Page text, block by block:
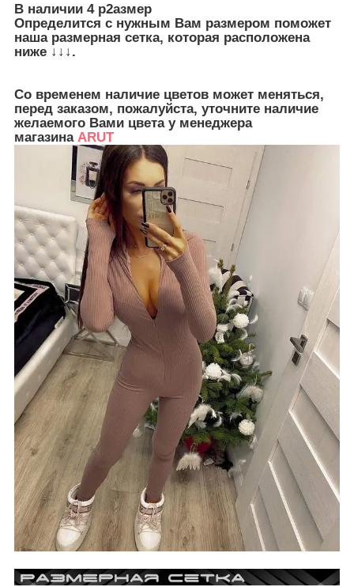
В наличии 4 р2азмер
Определится с нужным Вам размером поможет
наша размерная сетка, которая расположена
ниже ↓↓↓.
Со временем наличие цветов может меняться,
перед заказом, пожалуйста, уточните наличие
желаемого Вами цвета у менеджера
магазина ARUT